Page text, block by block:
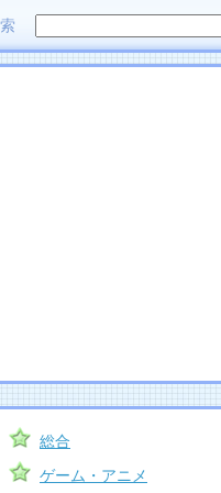
索
総合
ゲーム・アニメ